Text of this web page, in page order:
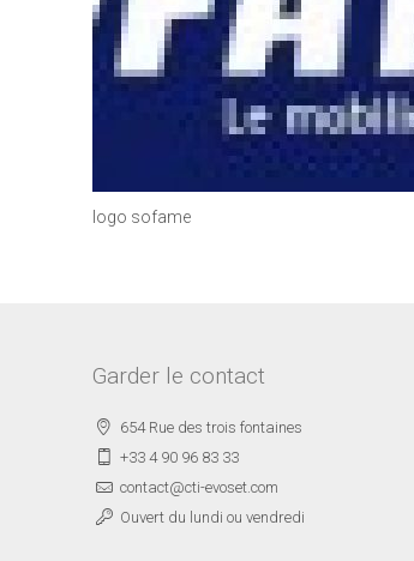
logo sofame
Garder le contact
654 Rue des trois fontaines
+33 4 90 96 83 33
contact@cti-evoset.com
Ouvert du lundi ou vendredi